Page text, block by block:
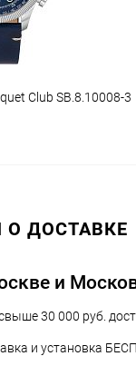
Club SB.8.10008-3
В наличии
ДОСТАВКЕ
и
30 000 руб.
и установка